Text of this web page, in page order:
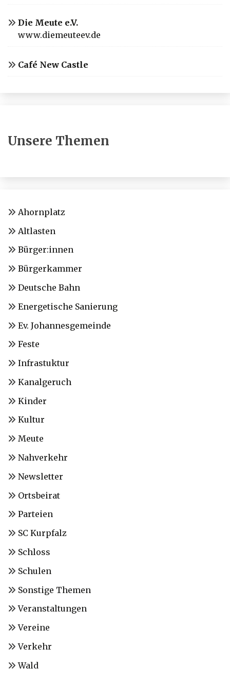
Die Meute e.V.
www.diemeuteev.de
Café New Castle
Unsere Themen
Ahornplatz
Altlasten
Bürger:innen
Bürgerkammer
Deutsche Bahn
Energetische Sanierung
Ev. Johannesgemeinde
Feste
Infrastuktur
Kanalgeruch
Kinder
Kultur
Meute
Nahverkehr
Newsletter
Ortsbeirat
Parteien
SC Kurpfalz
Schloss
Schulen
Sonstige Themen
Veranstaltungen
Vereine
Verkehr
Wald